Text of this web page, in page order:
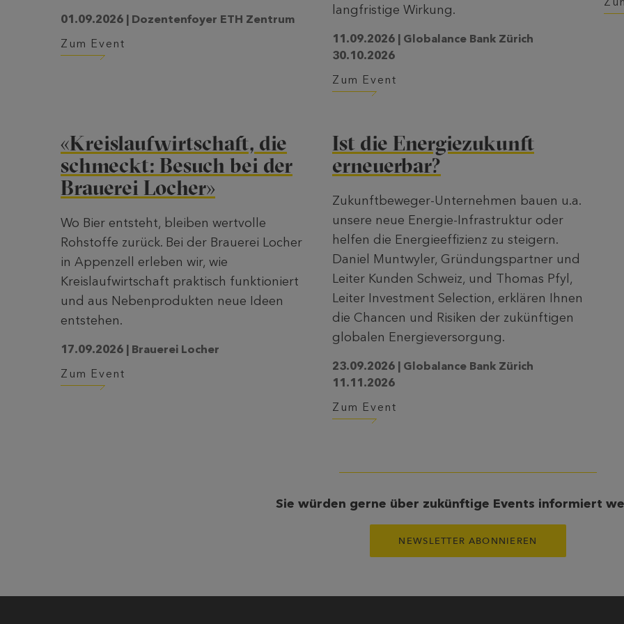
01.09.2026 | Dozentenfoyer ETH Zentrum
Zum Event
langfristige Wirkung.
11.09.2026 | Globalance Bank Zürich
30.10.2026
Zum Event
«Kreislaufwirtschaft, die
schmeckt: Besuch bei der
Brauerei Locher»
Wo Bier entsteht, bleiben wertvolle
Rohstoffe zurück. Bei der Brauerei Locher
in Appenzell erleben wir, wie
Kreislaufwirtschaft praktisch funktioniert
und aus Nebenprodukten neue Ideen
entstehen.
17.09.2026 | Brauerei Locher
Zum Event
Ist die Energiezukunft
erneuerbar?
Zukunftbeweger-Unternehmen bauen u.a.
unsere neue Energie-Infrastruktur oder
helfen die Energieeffizienz zu steigern.
Daniel Muntwyler, Gründungspartner und
Leiter Kunden Schweiz, und Thomas Pfyl,
Leiter Investment Selection, erklären Ihnen
die Chancen und Risiken der zukünftigen
globalen Energieversorgung.
23.09.2026 | Globalance Bank Zürich
11.11.2026
Zum Event
Sie würden gerne über zukünftige Events informiert
NEWSLETTER ABONNIEREN